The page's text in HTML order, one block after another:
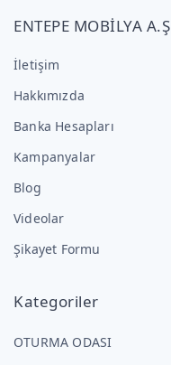
ENTEPE MOBİLYA A.Ş
İletişim
Hakkımızda
Banka Hesapları
Kampanyalar
Blog
Videolar
Şikayet Formu
Kategoriler
OTURMA ODASI